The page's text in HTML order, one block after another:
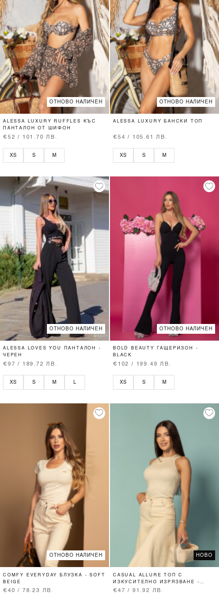
ОТНОВО НАЛИЧЕН
ALESSA LUXURY RUFFLES КЪС
ПАНТАЛОН ОТ ШИФОН
€52 / 101.70 ЛВ.
XS S M
ОТНОВО НАЛИЧЕН
ALESSA LUXURY БАНСКИ ТОП
€54 / 105.61 ЛВ.
XS S M
ОТНОВО НАЛИЧЕН
ALESSA LOVES YOU ПАНТАЛОН -
ЧЕРЕН
€97 / 189.72 ЛВ.
XS S M
ОТНОВО НАЛИЧЕН
BOLD BEAUTY ГАЩЕРИЗОН -
BLACK
€102 / 199.49 ЛВ.
XS S M
ОТНОВО НАЛИЧЕН
COMFY EVERYDAY БЛУЗКА - SOFT
BEIGE
€40 / 78.23 ЛВ.
НОВО
CASUAL ALLURE ТОП С
ИЗКУСИТЕЛНО ИЗРЯЗВАНЕ -
SOFT BEIGE
€47 / 91.92 ЛВ.